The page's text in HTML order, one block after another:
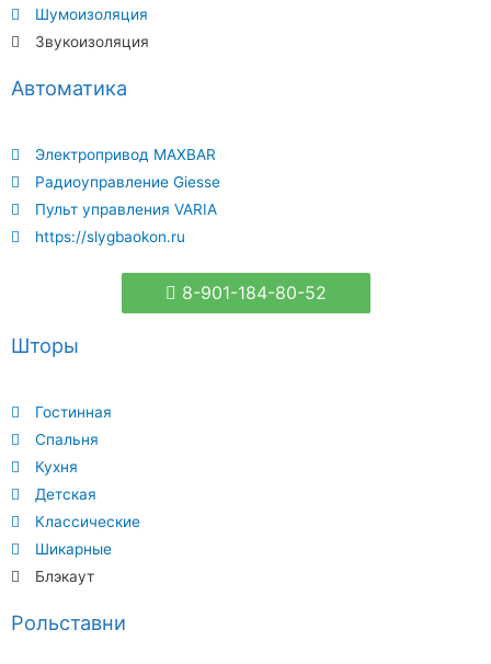
Рольставни
Шторы
Гостинная
Спальня
Кухня
Детская
Классические
Шикарные
Блэкаут
Автоматика
Электропривод MAXBAR
Радиоуправление Giesse
Пульт управления VARIA
https://slygbaokon.ru
8-901-184-80-52
Шумоизоляция
Звукоизоляция